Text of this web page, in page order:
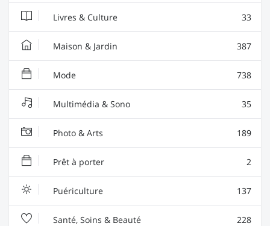
Livres & Culture 33
Maison & Jardin 387
Mode 738
Multimédia & Sono 35
Photo & Arts 189
Prêt à porter 2
Puériculture 137
Santé, Soins & Beauté 228